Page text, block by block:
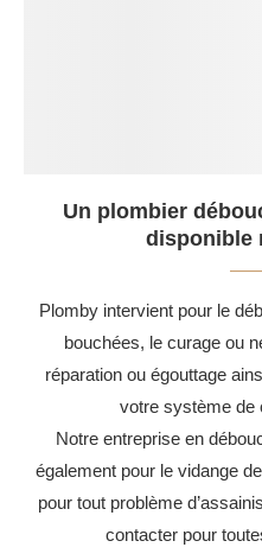
Un plombier
disponible
Plomby intervient pour le
bouchées, le curage ou
réparation ou égouttage
votre système de
Notre entreprise en
également pour le vidange
pour tout problème
contacter pour